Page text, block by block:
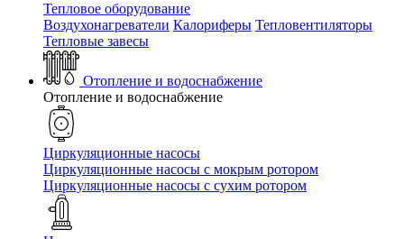
Тепловое оборудование
Воздухонагреватели Калориферы Тепловентиляторы
Тепловые завесы
Отопление и водоснабжение
Отопление и водоснабжение
Циркуляционные насосы
Циркуляционные насосы с мокрым ротором
Циркуляционные насосы с сухим ротором